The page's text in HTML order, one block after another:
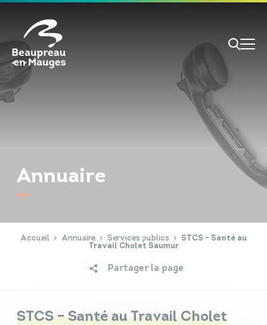
RECHERCHE
Annuaire
Accueil Annuaire Services publics
STCS - Santé au
Travail Cholet Saumur
Partager la page
STCS – Santé au Travail Cholet
Cookies management panel